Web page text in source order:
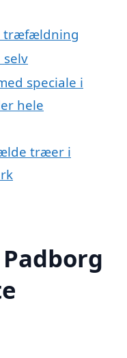
træfældning
speciale i
hele
træer i